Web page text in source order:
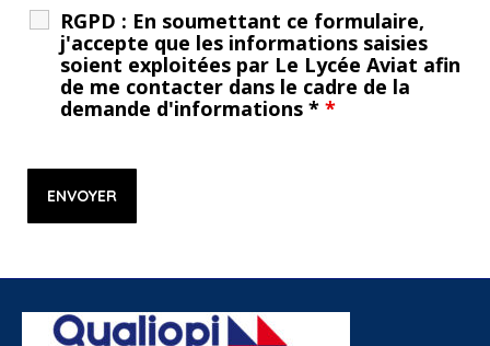
RGPD : En soumettant ce formulaire,
j'accepte que les informations saisies
soient exploitées par Le Lycée Aviat afin
de me contacter dans le cadre de la
demande d'informations * *